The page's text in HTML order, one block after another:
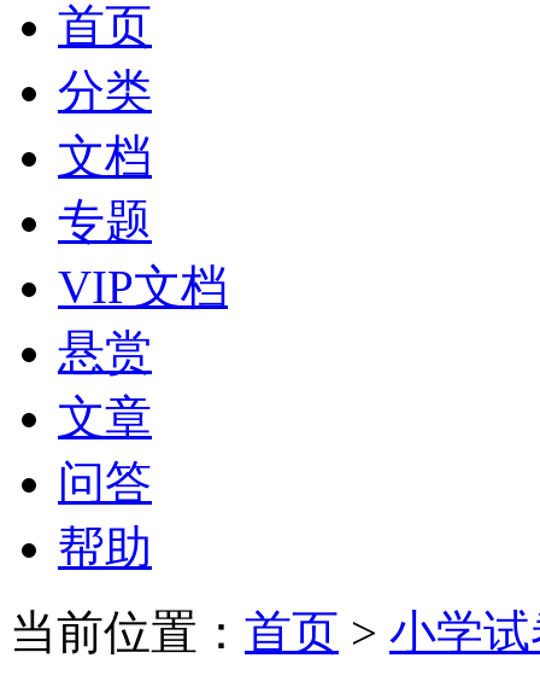
首页
分类
文档
专题
VIP文档
悬赏
文章
问答
帮助
当前位置： 首页 > 小学